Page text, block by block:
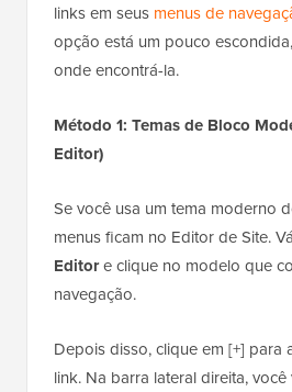
links em seus menus de
opção está um pouco
onde encontrá-la.
Método 1: Temas de Bloco
Editor)
Se você usa um tema moderno
menus ficam no Editor de Site.
Editore clique no modelo que
navegação.
Depois disso, clique em [+] para
link. Na barra lateral direita, você